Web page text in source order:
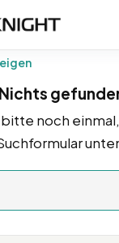
Nichts
noch